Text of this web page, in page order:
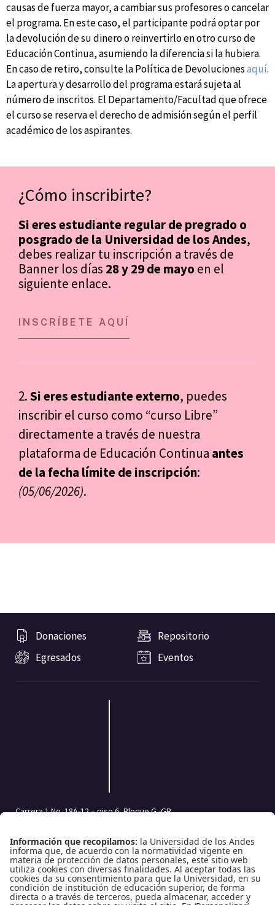
causas de fuerza mayor, a cambiar sus profesores o cancelar
el programa. En este caso, el participante podrá optar por
la devolución de su dinero o reinvertirlo en otro curso de
Educación Continua, asumiendo la diferencia si la hubiera.
En caso de retiro, consulte la Política de Devolucionesaquí.
La apertura y desarrollo del programa estará sujeta al
número de inscritos. El Departamento/Facultad que ofrece
el curso se reserva el derecho de admisión según el perfil
académico de los aspirantes.
¿Cómo inscribirte?
Si eres estudiante regular de pregrado o
posgrado de la Universidad de los Andes,
debes realizar tu inscripción a través de
Banner los días 28 y 29 de mayoen el
siguiente enlace.
INSCRÍBETE AQUÍ
2.Si eres estudiante externo, puedes
inscribir el curso como “curso Libre”
directamente a través de nuestra
plataforma de Educación Continua antes
de la fecha límite de inscripción:
(05/06/2026).
Donaciones
Repositorio
Egresados
Eventos
Carrera 1 No. 18A-12 – piso 6, Bloque G -GB
Tel.: (601) 332 45 05 | (601) 339 49 49 Ext.: 2500
Fax (601) 332 45 08
Redes Sociales